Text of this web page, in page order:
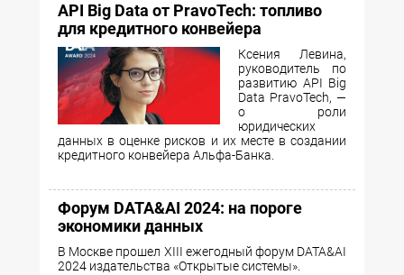
API Big Data от PravoTech: топливо
для кредитного конвейера
Ксения Левина,
руководитель по
развитию API Big
Data PravoTech, —
о роли
юридических
данных в оценке рисков и их месте в создании
кредитного конвейера Альфа-Банка.
Форум DATA&AI 2024: на пороге
экономики данных
В Москве прошел XIII ежегодный форум DATA&AI
2024 издательства «Открытые системы».